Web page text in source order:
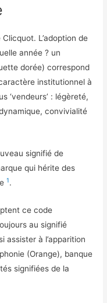
L’adoption de
année ? un
dorée) correspond
institutionnel à
‘vendeurs’ : légèreté,
convivialité
signifié de
qui hérite des
1.
ce code
au signifié
assister à l’apparition
(Orange), banque
signifiées de la